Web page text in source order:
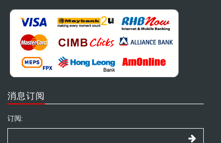
消息订阅
订阅: